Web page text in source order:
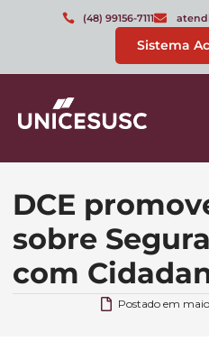
(48) 99156-7111
Sistema
DCE
sobre
com
Postado em maio